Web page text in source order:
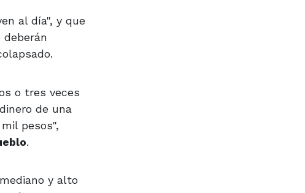
al día", y que
o tres veces
de una
pesos",
.
y alto